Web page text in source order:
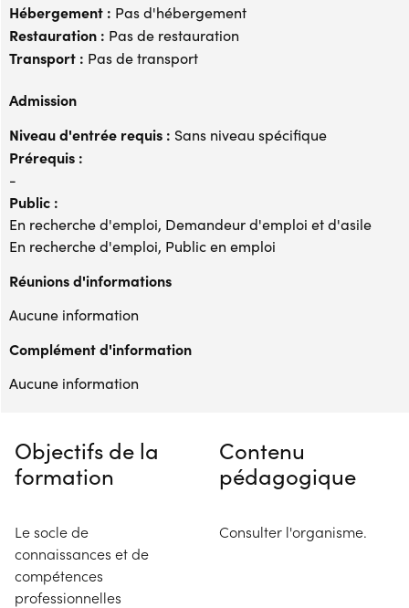
Hébergement : Pas d'hébergement
Restauration : Pas de restauration
Transport : Pas de transport
Admission
Niveau d'entrée requis : Sans niveau spécifique
Prérequis :
-
Public :
En recherche d'emploi, Demandeur d'emploi et d'asile
En recherche d'emploi, Public en emploi
Réunions d'informations
Aucune information
Complément d'information
Aucune information
Objectifs de la
formation
Le socle de
connaissances et de
compétences
professionnelles
Contenu
pédagogique
Consulter l'organisme.